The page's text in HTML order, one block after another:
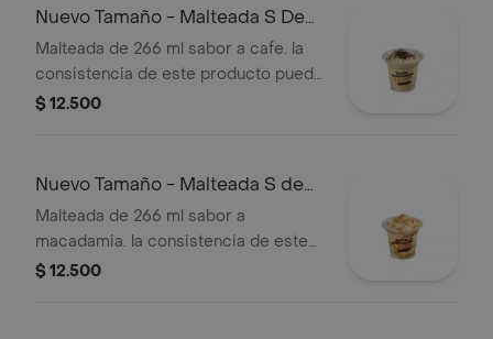
Nuevo Tamaño - Malteada S De
Café
Malteada de 266 ml sabor a cafe. la
consistencia de este producto puede
variar debido al tiempo de entrega
$ 12.500
Nuevo Tamaño - Malteada S de
Macadamia
Malteada de 266 ml sabor a
macadamia. la consistencia de este
producto puede variar debido al
$ 12.500